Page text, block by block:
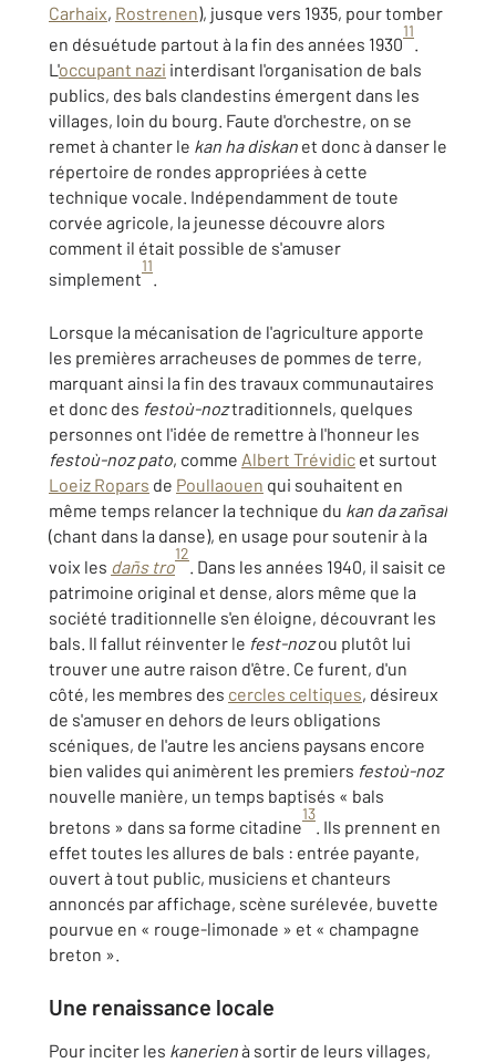
Carhaix, Rostrenen), jusque vers 1935, pour tomber
en désuétude partout à la fin des années 1930
11
.
L'occupant nazi interdisant l'organisation de bals
publics, des bals clandestins émergent dans les
villages, loin du bourg. Faute d'orchestre, on se
remet à chanter le kan ha diskan et donc à danser le
répertoire de rondes appropriées à cette
technique vocale. Indépendamment de toute
corvée agricole, la jeunesse découvre alors
comment il était possible de s'amuser
simplement
11
.
Lorsque la mécanisation de l'agriculture apporte
les premières arracheuses de pommes de terre,
marquant ainsi la fin des travaux communautaires
et donc des festoù-noztraditionnels, quelques
personnes ont l'idée de remettre à l'honneur les
festoù-noz pato, comme Albert Trévidic et surtout
Loeiz Ropars de Poullaouen qui souhaitent en
même temps relancer la technique du kan da zañsal
(chant dans la danse), en usage pour soutenir à la
voix les dañs tro
12
. Dans les années 1940, il saisit ce
patrimoine original et dense, alors même que la
société traditionnelle s'en éloigne, découvrant les
bals. Il fallut réinventer le fest-nozou plutôt lui
trouver une autre raison d'être. Ce furent, d'un
côté, les membres des cercles celtiques, désireux
de s'amuser en dehors de leurs obligations
scéniques, de l'autre les anciens paysans encore
bien valides qui animèrent les premiers festoù-noz
nouvelle manière, un temps baptisés « bals
bretons » dans sa forme citadine
13
. Ils prennent en
effet toutes les allures de bals : entrée payante,
ouvert à tout public, musiciens et chanteurs
annoncés par affichage, scène surélevée, buvette
pourvue en « rouge-limonade » et « champagne
breton ».
Une renaissance locale
Pour inciter les kanerienà sortir de leurs villages,